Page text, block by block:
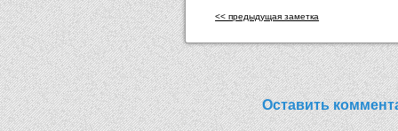
<< предыдущая заметка
Оставить